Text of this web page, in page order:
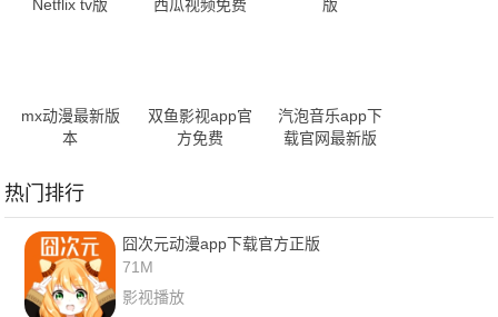
Netflix tv版 西瓜视频免费
版
mx动漫最新版
本
双鱼影视app官
方免费
汽泡音乐app下
载官网最新版
热门排行
囧次元动漫app下载官方正版
71M
影视播放